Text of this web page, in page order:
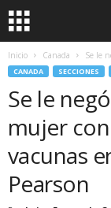
Inicio Canada Se le
CANADA SECCIONES
Se le
mujer
vacunas
Pearson